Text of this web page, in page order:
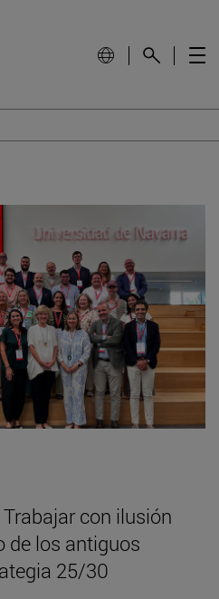
con ilusión
de los antiguos
25/30